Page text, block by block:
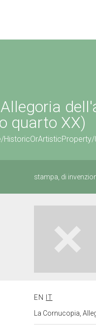
quarto XX)
stampa, di
EN
IT
La Cornucopia,